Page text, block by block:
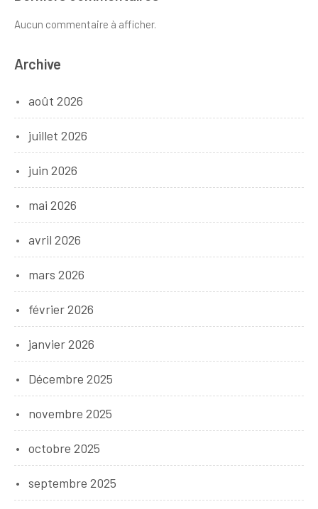
Aucun commentaire à afficher.
Archive
août 2026
juillet 2026
juin 2026
mai 2026
avril 2026
mars 2026
février 2026
janvier 2026
Décembre 2025
novembre 2025
octobre 2025
septembre 2025